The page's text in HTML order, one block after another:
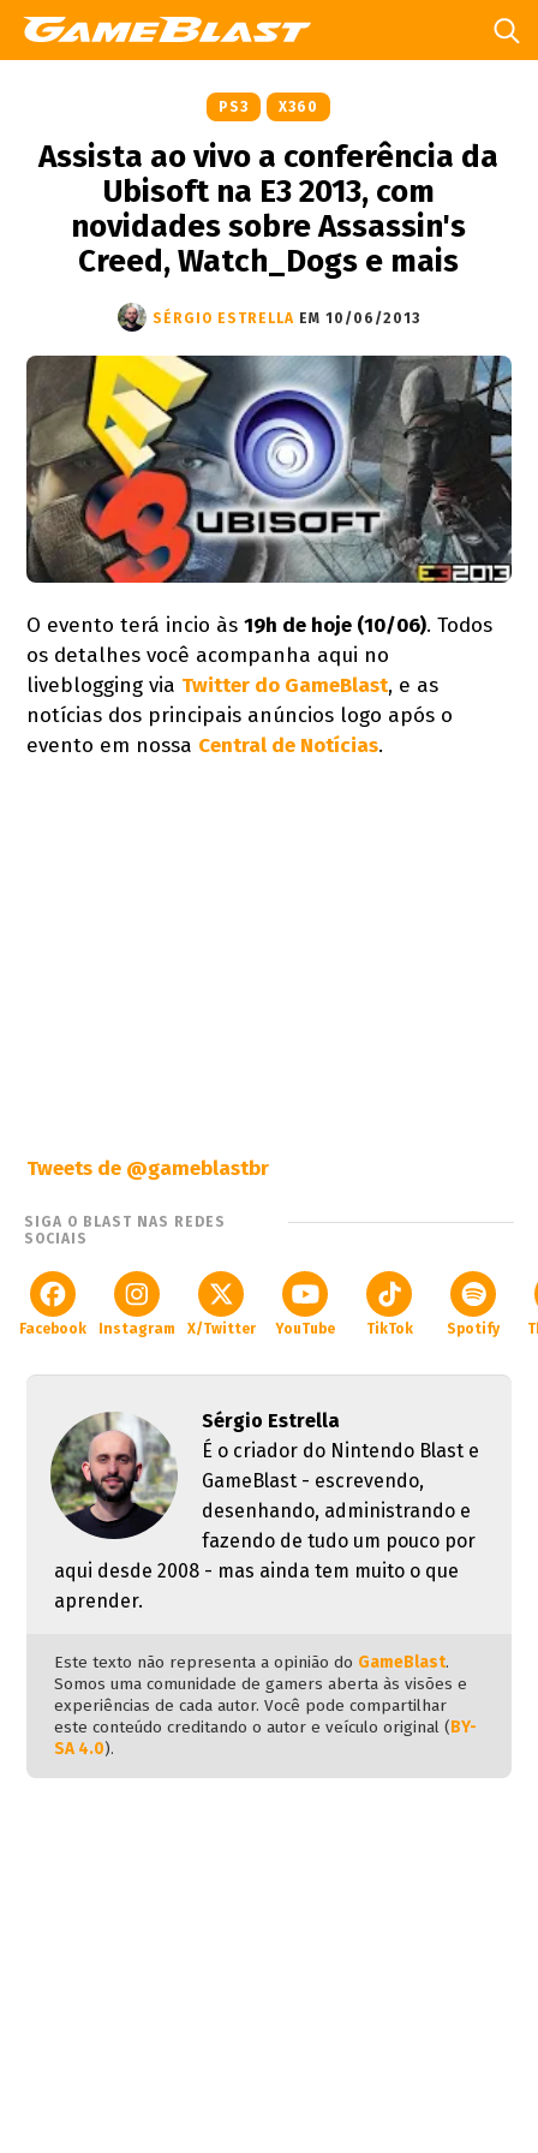
PS3 X360
Assista ao vivo a conferência da
Ubisoft na E3 2013, com
novidades sobre Assassin's
Creed, Watch_Dogs e mais
SÉRGIO ESTRELLA EM 10/06/2013
O evento terá incio às19h de hoje (10/06). Todos
os detalhes você acompanha aqui no
liveblogging via Twitter do GameBlast, e as
notícias dos principais anúncios logo após o
evento em nossa Central de Notícias.
Tweets de @gameblastbr
SIGA O BLAST NAS REDES
SOCIAIS
Facebook Instagram X/Twitter YouTube TikTok Spotify
Sérgio Estrella
É o criador do Nintendo Blast e
GameBlast - escrevendo,
desenhando, administrando e
fazendo de tudo um pouco por
aqui desde 2008 - mas ainda tem muito o que
aprender.
Este texto não representa a opinião do GameBlast.
Somos uma comunidade de gamers aberta às visões e
experiências de cada autor. Você pode compartilhar
este conteúdo creditando o autor e veículo original (BY-
SA 4.0).